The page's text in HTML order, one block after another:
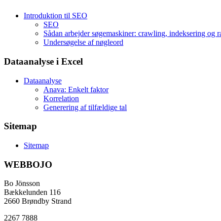
Introduktion til SEO
SEO
Sådan arbejder søgemaskiner: crawling, indeksering og
Undersøgelse af nøgleord
Dataanalyse i Excel
Dataanalyse
Anava: Enkelt faktor
Korrelation
Generering af tilfældige tal
Sitemap
Sitemap
WEBBOJO
Bo Jönsson
Bækkelunden 116
2660 Brøndby Strand
2267 7888